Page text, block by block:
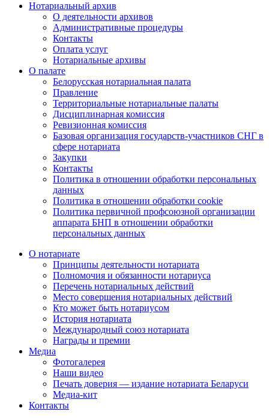
Нотариальный архив
О деятельности архивов
Административные процедуры
Контакты
Оплата услуг
Нотариальные архивы
О палате
Белорусская нотариальная палата
Правление
Территориальные нотариальные палаты
Дисциплинарная комиссия
Ревизионная комиссия
Базовая организация государств-участников СНГ в
сфере нотариата
Закупки
Контакты
Политика в отношении обработки персональных
данных
Политика в отношении обработки cookie
Политика первичной профсоюзной организации
аппарата БНП в отношении обработки
персональных данных
О нотариате
Принципы деятельности нотариата
Полномочия и обязанности нотариуса
Перечень нотариальных действий
Место совершения нотариальных действий
Кто может быть нотариусом
История нотариата
Международный союз нотариата
Награды и премии
Медиа
Фотогалерея
Наши видео
Печать доверия — издание нотариата Беларуси
Медиа-кит
Контакты